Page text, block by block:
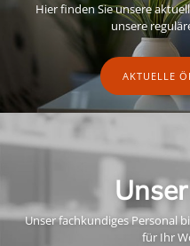
Hier finden Sie unsere
unsere
AKTUELLE
Unser fachkundiges Personal
für Ihr